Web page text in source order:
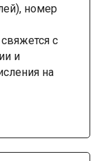
номер
с
и
на